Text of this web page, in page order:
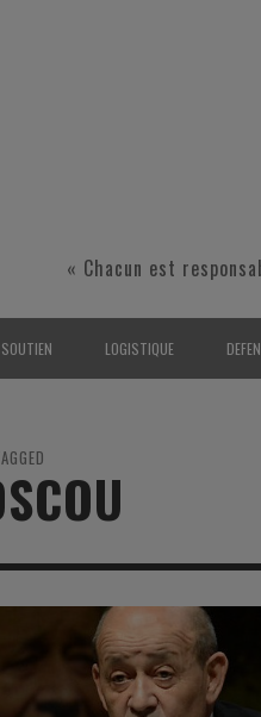
« Chacun est
SOUTIEN
TERRE
AIR
SOUTIEN SANTÉ
SOUTIEN CARBURANT
MCO
LOGISTIQUE
FORMATION/
INDUSTRIES
ARMÉES ÉTRANGÈRES